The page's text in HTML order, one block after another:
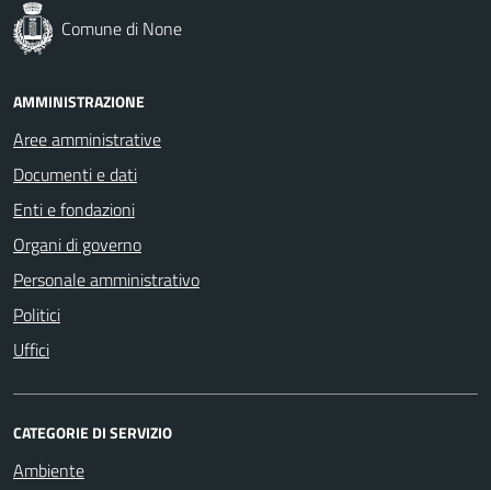
Comune di None
AMMINISTRAZIONE
Aree amministrative
Documenti e dati
Enti e fondazioni
Organi di governo
Personale amministrativo
Politici
Uffici
CATEGORIE DI SERVIZIO
Ambiente